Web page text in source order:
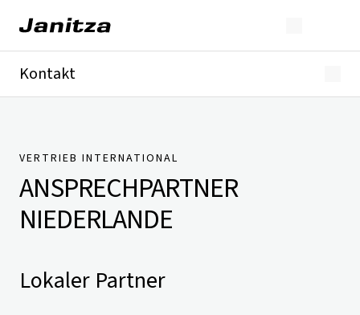
Kontakt
Presse
VERTRIEB INTERNATIONAL
ANSPRECHPARTNER
NIEDERLANDE
Lokaler Partner